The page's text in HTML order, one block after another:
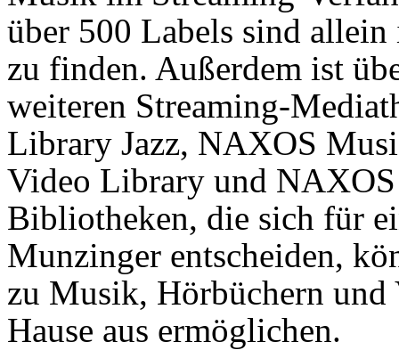
über 500 Labels sind
zu finden. Außerdem ist
weiteren Streaming-
Library Jazz, NAXOS
Video Library und
Bibliotheken, die sich für
Munzinger entscheiden,
zu Musik, Hörbüchern und
Hause aus ermöglichen.